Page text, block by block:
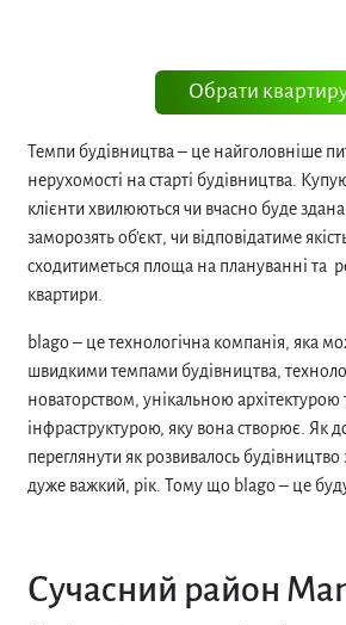
Обрати
Темпи будівництва– це найголовніше
нерухомості на старті будівництва.
клієнти хвилюються чи вчасно буде
заморозять об’єкт, чи відповідатиме
сходитиметься площа на плануванні та
квартири.
blago– це технологічна компанія, яка
швидкими темпами будівництва,
новаторством, унікальною архітектурою
інфраструктурою, яку вона створює. Як
переглянути як розвивалось
дуже важкий, рік. Тому що blago – це
Сучасний район